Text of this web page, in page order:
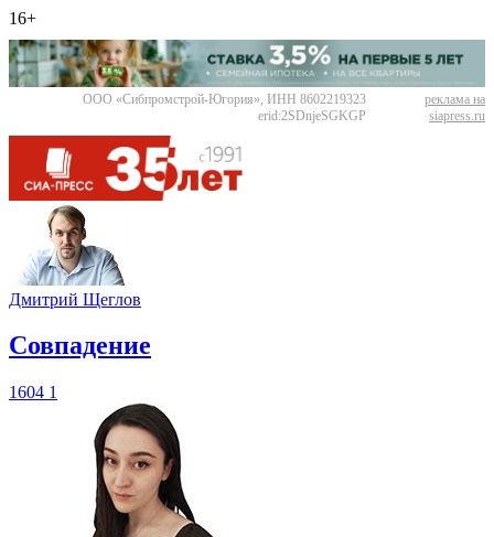
16+
ООО «Сибпромстрой-Югория», ИНН 8602219323
erid:2SDnjeSGKGP
реклама на
siapress.ru
Дмитрий Щеглов
​Совпадение
1604 1